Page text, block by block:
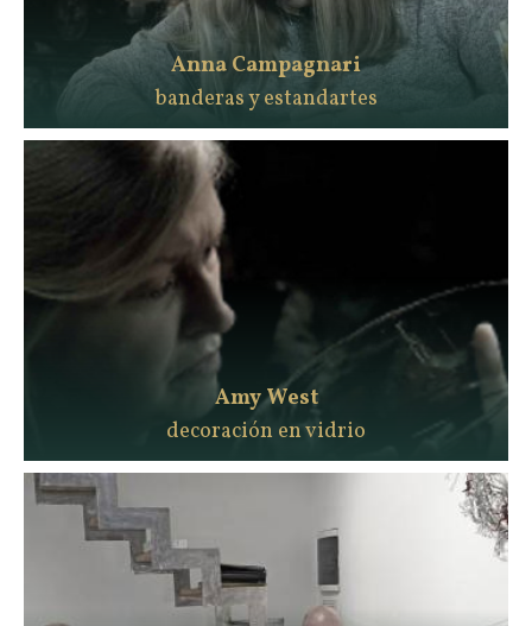
Anna Campagnari
banderas y estandartes
Amy West
decoración en vidrio